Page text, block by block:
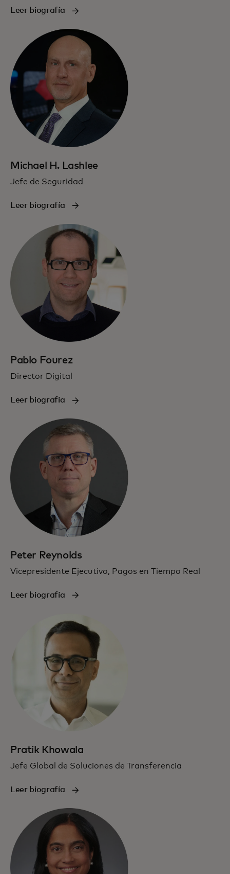
Leer biografía
Michael H. Lashlee
Jefe de Seguridad
Leer biografía
Pablo Fourez
Director Digital
Leer biografía
Peter Reynolds
Vicepresidente Ejecutivo, Pagos en Tiempo Real
Leer biografía
Pratik Khowala
Jefe Global de Soluciones de Transferencia
Leer biografía